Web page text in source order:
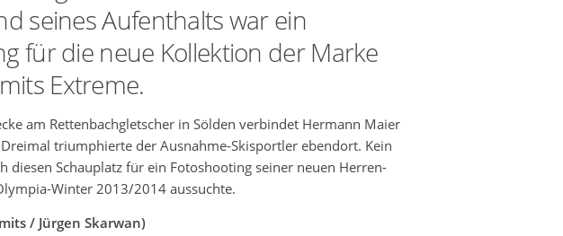
seines Aufenthalts war ein
für die neue Kollektion der Marke
Extreme.
am Rettenbachgletscher in Sölden verbindet Hermann Maier
triumphierte der Ausnahme-Skisportler ebendort. Kein
diesen Schauplatz für ein Fotoshooting seiner neuen Herren-
Winter 2013/2014 aussuchte.
/ Jürgen Skarwan)